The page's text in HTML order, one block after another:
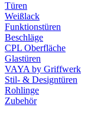
Türen
Weißlack
Funktionstüren
Beschläge
CPL Oberfläche
Glastüren
VAYA by Griffwerk
Stil- & Designtüren
Rohlinge
Zubehör